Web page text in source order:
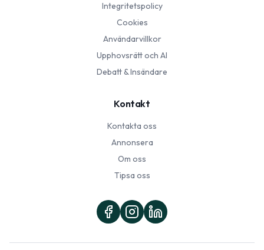
Integritetspolicy
Cookies
Användarvillkor
Upphovsrätt och AI
Debatt & Insändare
Kontakt
Kontakta oss
Annonsera
Om oss
Tipsa oss